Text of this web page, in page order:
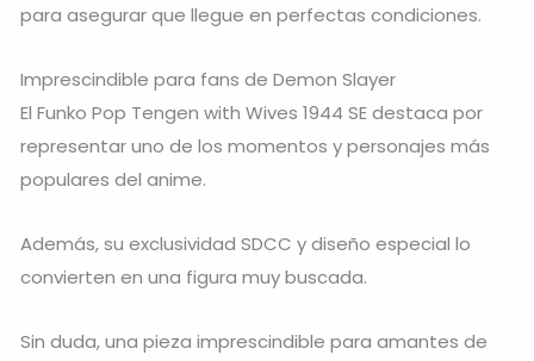
para asegurar que llegue en perfectas condiciones.
Imprescindible para fans de Demon Slayer
El Funko Pop Tengen with Wives 1944 SE destaca por
representar uno de los momentos y personajes más
populares del anime.
Además, su exclusividad SDCC y diseño especial lo
convierten en una figura muy buscada.
Sin duda, una pieza imprescindible para amantes de